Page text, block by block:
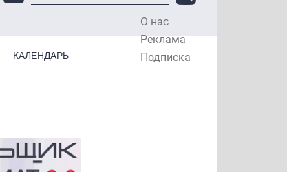
О нас
Реклама
Подписка
КАЛЕНДАРЬ